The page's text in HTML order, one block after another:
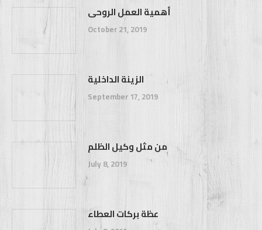
أهمية العمل الروحى
October 21, 2019
الزينة الداخلية
September 17, 2019
من مثل وكيل الظلم
July 8, 2019
عظة بركات العطاء